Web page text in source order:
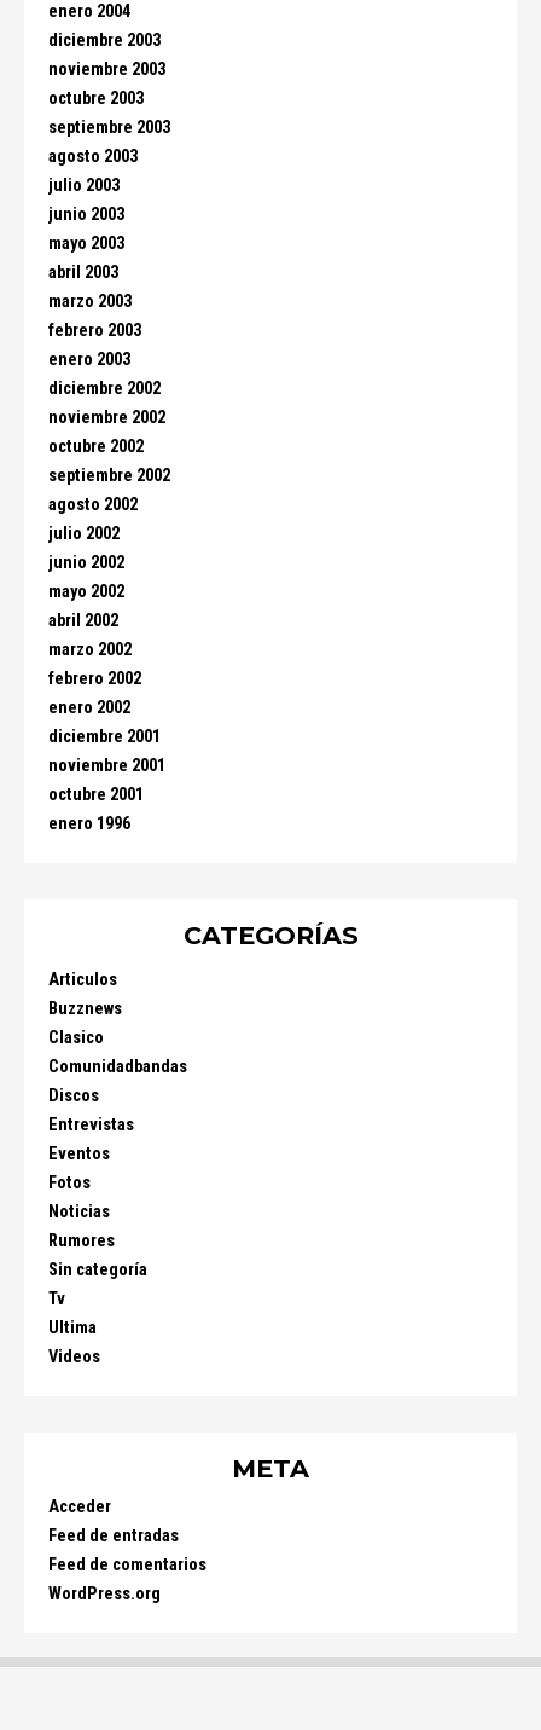
enero 2004
diciembre 2003
noviembre 2003
octubre 2003
septiembre 2003
agosto 2003
julio 2003
junio 2003
mayo 2003
abril 2003
marzo 2003
febrero 2003
enero 2003
diciembre 2002
noviembre 2002
octubre 2002
septiembre 2002
agosto 2002
julio 2002
junio 2002
mayo 2002
abril 2002
marzo 2002
febrero 2002
enero 2002
diciembre 2001
noviembre 2001
octubre 2001
enero 1996
CATEGORÍAS
Articulos
Buzznews
Clasico
Comunidadbandas
Discos
Entrevistas
Eventos
Fotos
Noticias
Rumores
Sin categoría
Tv
Ultima
Videos
META
Acceder
Feed de entradas
Feed de comentarios
WordPress.org